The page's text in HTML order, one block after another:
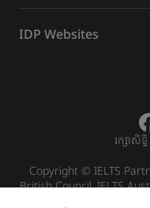
IDP Websites
រក្សាសិទ្ធិ
Copyright © IELTS
British Council, IELTS